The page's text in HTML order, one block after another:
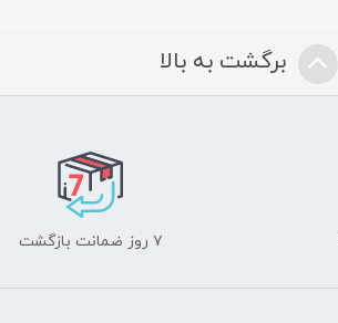
برگشت به بالا
۷ روز ضمانت بازگشت